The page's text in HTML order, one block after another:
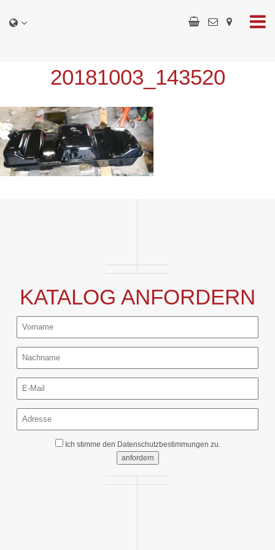
20181003_143520
KATALOG ANFORDERN
Ich stimme den Datenschutzbestimmungen zu.
anfordern